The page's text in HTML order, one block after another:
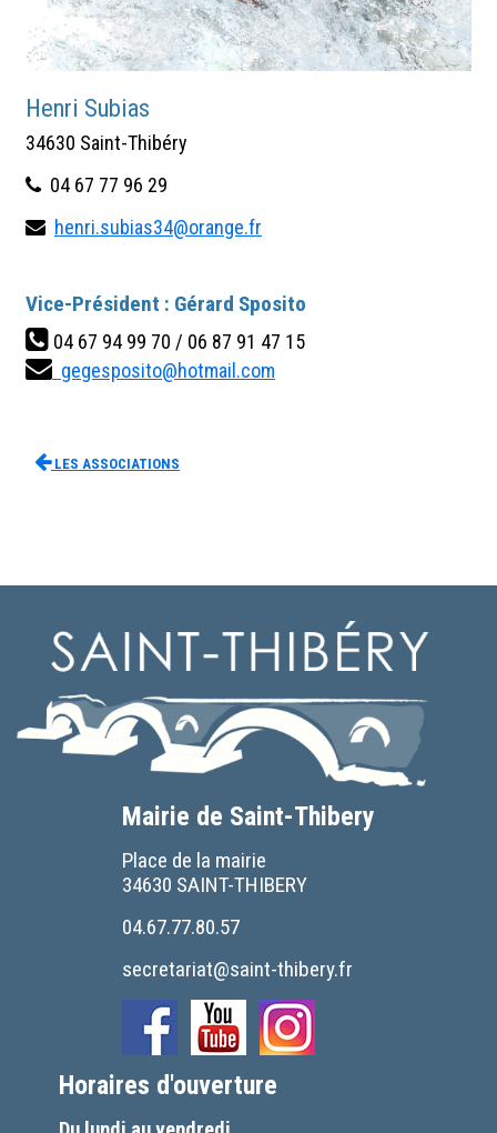
Henri Subias
34630 Saint-Thibéry
04 67 77 96 29
henri.subias34@orange.fr
Vice-Président : Gérard Sposito
04 67 94 99 70 / 06 87 91 47 15
gegesposito@hotmail.com
Les associations
Mairie de Saint-Thibery
Place de la mairie
34630 SAINT-THIBERY
04.67.77.80.57
secretariat@saint-thibery.fr
Horaires d'ouverture